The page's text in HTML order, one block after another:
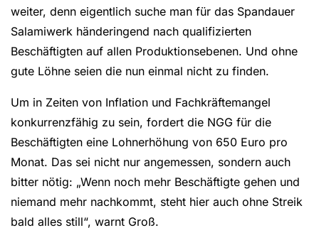
weiter, denn eigentlich suche man für das Spandauer
Salamiwerk händeringend nach qualifizierten
Beschäftigten auf allen Produktionsebenen. Und ohne
gute Löhne seien die nun einmal nicht zu finden.
Um in Zeiten von Inflation und Fachkräftemangel
konkurrenzfähig zu sein, fordert die NGG für die
Beschäftigten eine Lohnerhöhung von 650 Euro pro
Monat. Das sei nicht nur angemessen, sondern auch
bitter nötig: „Wenn noch mehr Beschäftigte gehen und
niemand mehr nachkommt, steht hier auch ohne Streik
bald alles still“, warnt Groß.